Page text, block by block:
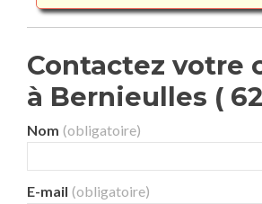
Contactez votre
à Bernieulles (
Nom (obligatoire)
E-mail (obligatoire)